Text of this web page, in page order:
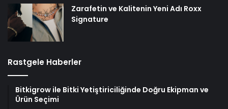
Zarafetin ve Kalitenin Yeni Adı Roxx
Signature
Rastgele Haberler
Bitkigrow ile Bitki Yetiştiriciliğinde Doğru Ekipman ve
Ürün Seçimi